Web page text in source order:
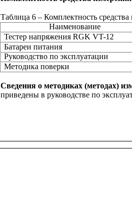
Таблица 6 – Комплектность средства
Наименование
Тестер напряжения RGK VT-12
Батареи питания
Руководство по эксплуатации
Методика поверки
Сведения о методиках (методах)
приведены в руководстве по